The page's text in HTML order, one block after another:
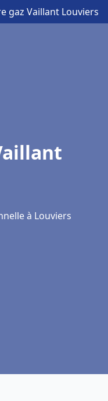
gaz Vaillant Louviers
à Louviers